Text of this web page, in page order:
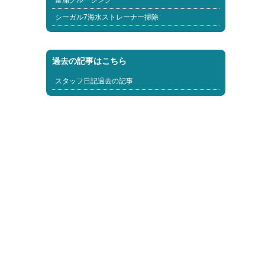
シーガル7海水ストレーナー掃除
過去の記事はこちら
スタッフ日記過去の記事